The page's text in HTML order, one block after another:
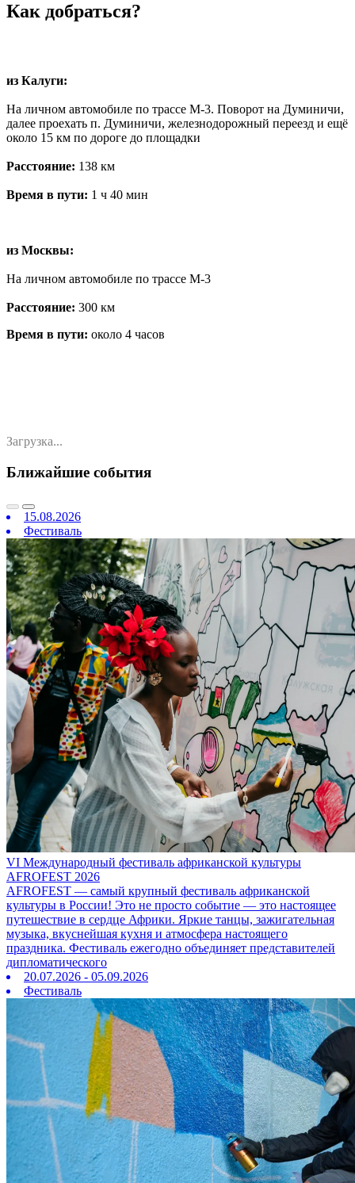
Как добраться?
из Калуги:
На личном автомобиле по трассе М-3. Поворот на Думиничи,
далее проехать п. Думиничи, железнодорожный переезд и ещё
около 15 км по дороге до площадки
Расстояние: 138 км
Время в пути: 1 ч 40 мин
из Москвы:
На личном автомобиле по трассе М-3
Расстояние: 300 км
Время в пути: около 4 часов
Загрузка...
Ближайшие события
15.08.2026
Фестиваль
VI Международный фестиваль африканской культуры
AFROFEST 2026
AFROFEST — самый крупный фестиваль африканской
культуры в России! Это не просто событие — это настоящее
путешествие в сердце Африки. Яркие танцы, зажигательная
музыка, вкуснейшая кухня и атмосфера настоящего
праздника. Фестиваль ежегодно объединяет представителей
дипломатического
20.07.2026 - 05.09.2026
Фестиваль